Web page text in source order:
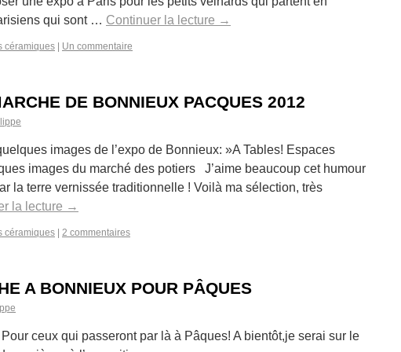
qui sont … Continuer la lecture →
céramiques Un commentaire
DE BONNIEUX PACQUES 2012
images de l’expo de Bonnieux: »A Tables! Espaces
images du marché des potiers J’aime beaucoup cet humour
la terre vernissée traditionnelle ! Voilà ma sélection, très
la lecture →
céramiques 2 commentaires
A BONNIEUX POUR PÂQUES
ceux qui passeront par là à Pâques! A bientôt,je serai sur le